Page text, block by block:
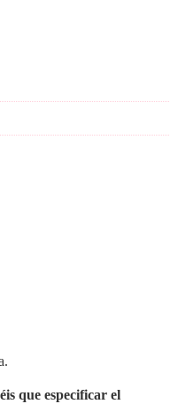
que especificar el